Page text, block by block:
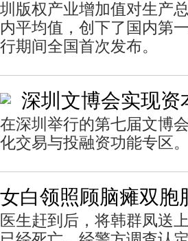
圳版权产业增加值对生产
内平均值，创下了国内第
行期间全国首次发布。
深圳文博会实现资
在深圳举行的第七届文博
化交易与投融资功能专区。
女白领照顾脑瘫双胞
医生赶到后，将韩群凤送